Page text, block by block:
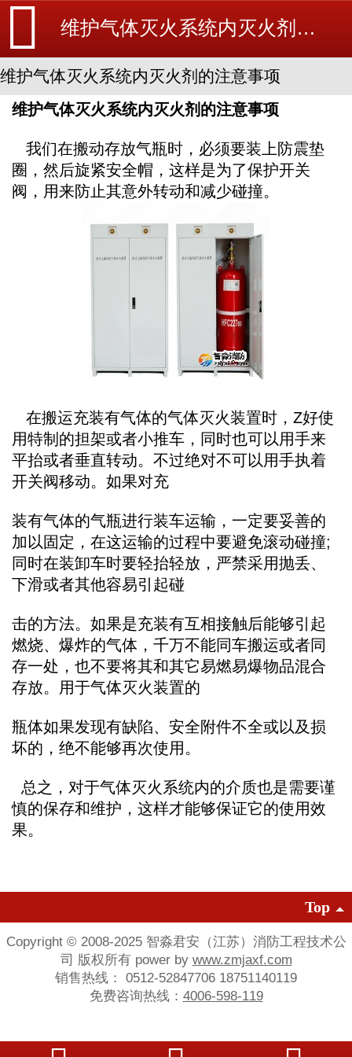
维护气体灭火系统内灭火剂的注意事项-消防维修-消防设备安装_北京探测器清洗_江苏消防改造维修-苏州消防工程施工安装公司-
维护气体灭火系统内灭火剂的注意事项
维护气体灭火系统内灭火剂的注意事项
我们在搬动存放气瓶时，必须要装上防震垫
圈，然后旋紧安全帽，这样是为了保护开关
阀，用来防止其意外转动和减少碰撞。
在搬运充装有气体的气体灭火装置时，Z好使
用特制的担架或者小推车，同时也可以用手来
平抬或者垂直转动。不过绝对不可以用手执着
开关阀移动。如果对充
装有气体的气瓶进行装车运输，一定要妥善的
加以固定，在这运输的过程中要避免滚动碰撞;
同时在装卸车时要轻抬轻放，严禁采用抛丢、
下滑或者其他容易引起碰
击的方法。如果是充装有互相接触后能够引起
燃烧、爆炸的气体，千万不能同车搬运或者同
存一处，也不要将其和其它易燃易爆物品混合
存放。用于气体灭火装置的
瓶体如果发现有缺陷、安全附件不全或以及损
坏的，绝不能够再次使用。
总之，对于气体灭火系统内的介质也是需要谨
慎的保存和维护，这样才能够保证它的使用效
果。
Top
Copyright © 2008-2025 智淼君安（江苏）消防工程技术公
司 版权所有 power by www.zmjaxf.com
销售热线： 0512-52847706 18751140119
免费咨询热线： 4006-598-119